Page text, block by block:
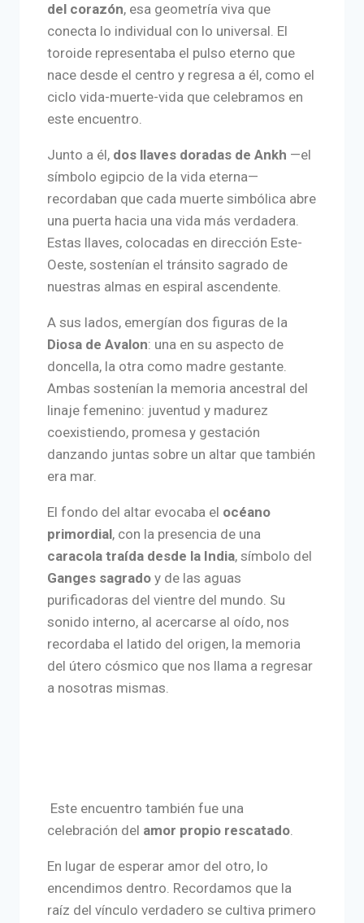
del corazón, esa geometría viva que
conecta lo individual con lo universal. El
toroide representaba el pulso eterno que
nace desde el centro y regresa a él, como el
ciclo vida-muerte-vida que celebramos en
este encuentro.
Junto a él, dos llaves doradas de Ankh —el
símbolo egipcio de la vida eterna—
recordaban que cada muerte simbólica abre
una puerta hacia una vida más verdadera.
Estas llaves, colocadas en dirección Este-
Oeste, sostenían el tránsito sagrado de
nuestras almas en espiral ascendente.
A sus lados, emergían dos figuras de la
Diosa de Avalon: una en su aspecto de
doncella, la otra como madre gestante.
Ambas sostenían la memoria ancestral del
linaje femenino: juventud y madurez
coexistiendo, promesa y gestación
danzando juntas sobre un altar que también
era mar.
El fondo del altar evocaba el océano
primordial, con la presencia de una
caracola traída desde la India, símbolo del
Ganges sagrado y de las aguas
purificadoras del vientre del mundo. Su
sonido interno, al acercarse al oído, nos
recordaba el latido del origen, la memoria
del útero cósmico que nos llama a regresar
a nosotras mismas.
Este encuentro también fue una
celebración del amor propio rescatado.
En lugar de esperar amor del otro, lo
encendimos dentro. Recordamos que la
raíz del vínculo verdadero se cultiva primero